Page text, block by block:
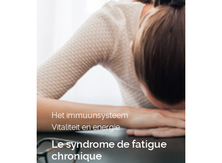
Het immuunsysteem
Vitaliteit en energie
Le syndrome de fatigue
chronique